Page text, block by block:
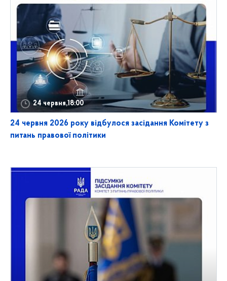
24 червня,18:00
24 червня 2026 року відбулося засідання Комітету з
питань правової політики